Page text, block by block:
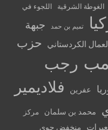
الغوطة الشرقية اللجوء في
تميم بن حمد
جبهة
الكردستاني
حزب
رجب
عفرين
فلاديمير
محمد بن سلمان
مركز
منخفض جوي